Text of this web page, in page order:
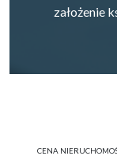
założenie
CENA